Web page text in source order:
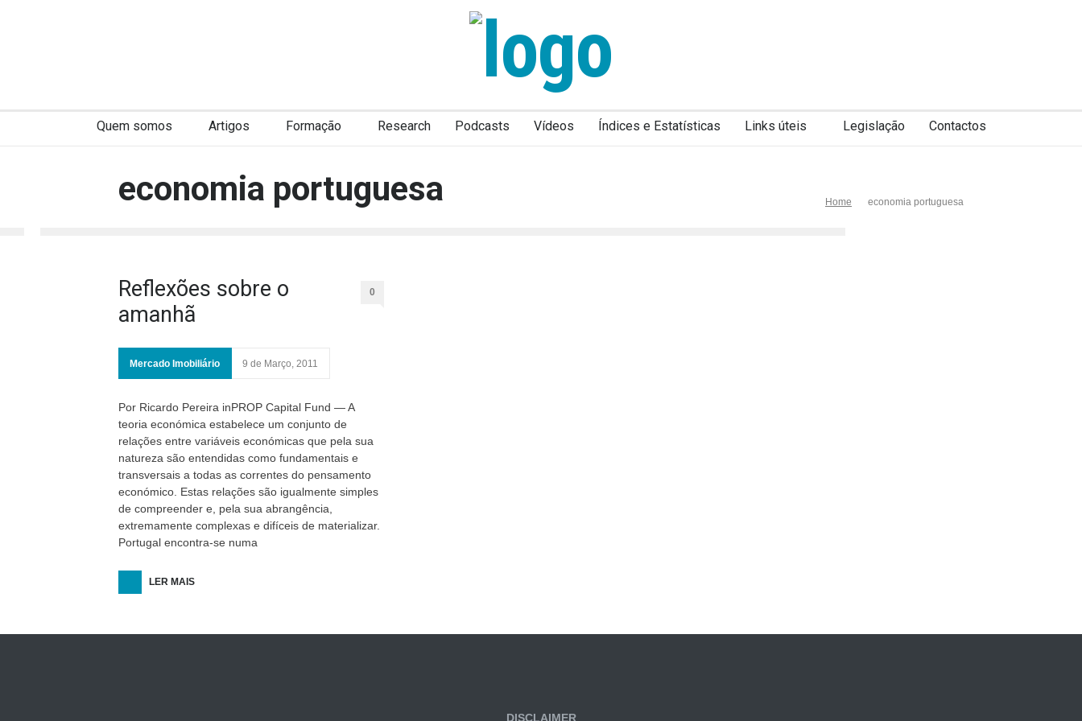
Quem somos Artigos Formação Research Podcasts Vídeos Índices e Estatísticas Links úteis Legislação Contactos
economia portuguesa Home economia portuguesa
Reflexões sobre o
amanhã
0
Mercado Imobiliário 9 de Março, 2011
Por Ricardo Pereira inPROP Capital Fund — A
teoria económica estabelece um conjunto de
relações entre variáveis económicas que pela sua
natureza são entendidas como fundamentais e
transversais a todas as correntes do pensamento
económico. Estas relações são igualmente simples
de compreender e, pela sua abrangência,
extremamente complexas e difíceis de materializar.
Portugal encontra-se numa
LER MAIS
DISCLAIMER